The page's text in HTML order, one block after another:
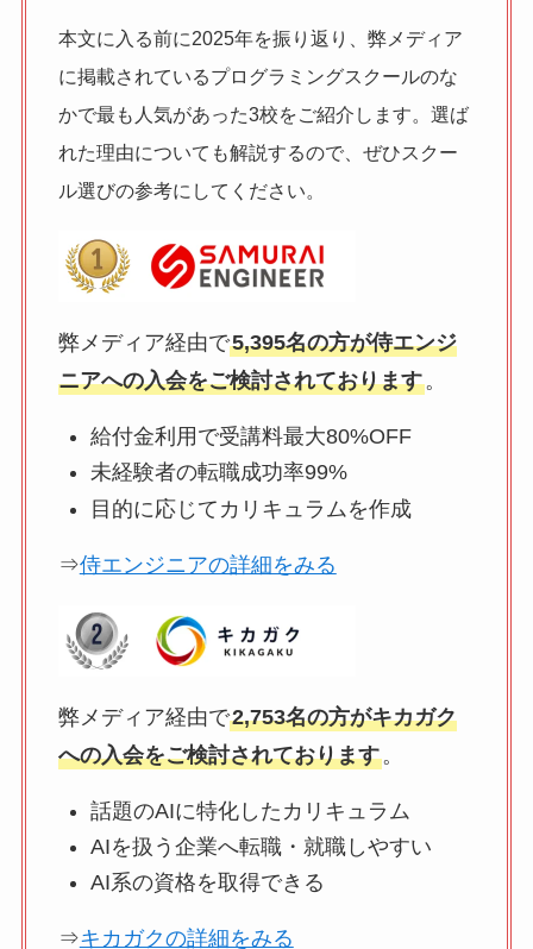
本文に入る前に2025年を振り返り、弊メディア
に掲載されているプログラミングスクールのな
かで最も人気があった3校をご紹介します。選ば
れた理由についても解説するので、ぜひスクー
ル選びの参考にしてください。
弊メディア経由で5,395名の方が侍エンジ
ニアへの入会をご検討されております。
給付金利用で受講料最大80%OFF
未経験者の転職成功率99%
目的に応じてカリキュラムを作成
⇒侍エンジニアの詳細をみる
弊メディア経由で2,753名の方がキカガク
への入会をご検討されております。
話題のAIに特化したカリキュラム
AIを扱う企業へ転職・就職しやすい
AI系の資格を取得できる
⇒キカガクの詳細をみる